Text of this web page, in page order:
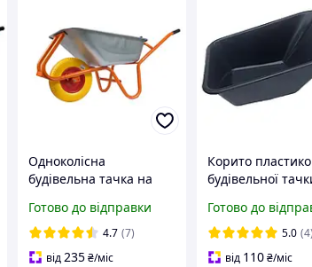
Одноколісна
будівельна тачка на
колесі (100 л, 180кг)
Готово до відправки
4.7 (7)
від235₴/міс
Корито
будівельної
Готово до
5.0 (4)
від 110 ₴/міс